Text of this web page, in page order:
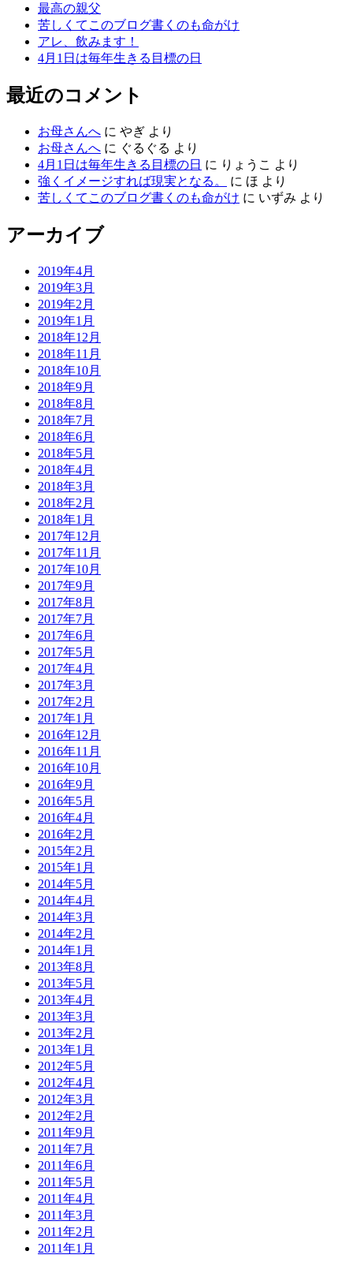
最高の親父
苦しくてこのブログ書くのも命がけ
アレ、飲みます！
4月1日は毎年生きる目標の日
最近のコメント
お母さんへ に やぎ より
お母さんへ に ぐるぐる より
4月1日は毎年生きる目標の日 に りょうこ より
強くイメージすれば現実となる。
に ほ より
苦しくてこのブログ書くのも命がけ に いずみ より
アーカイブ
2019年4月
2019年3月
2019年2月
2019年1月
2018年12月
2018年11月
2018年10月
2018年9月
2018年8月
2018年7月
2018年6月
2018年5月
2018年4月
2018年3月
2018年2月
2018年1月
2017年12月
2017年11月
2017年10月
2017年9月
2017年8月
2017年7月
2017年6月
2017年5月
2017年4月
2017年3月
2017年2月
2017年1月
2016年12月
2016年11月
2016年10月
2016年9月
2016年5月
2016年4月
2016年2月
2015年2月
2015年1月
2014年5月
2014年4月
2014年3月
2014年2月
2014年1月
2013年8月
2013年5月
2013年4月
2013年3月
2013年2月
2013年1月
2012年5月
2012年4月
2012年3月
2012年2月
2011年9月
2011年7月
2011年6月
2011年5月
2011年4月
2011年3月
2011年2月
2011年1月